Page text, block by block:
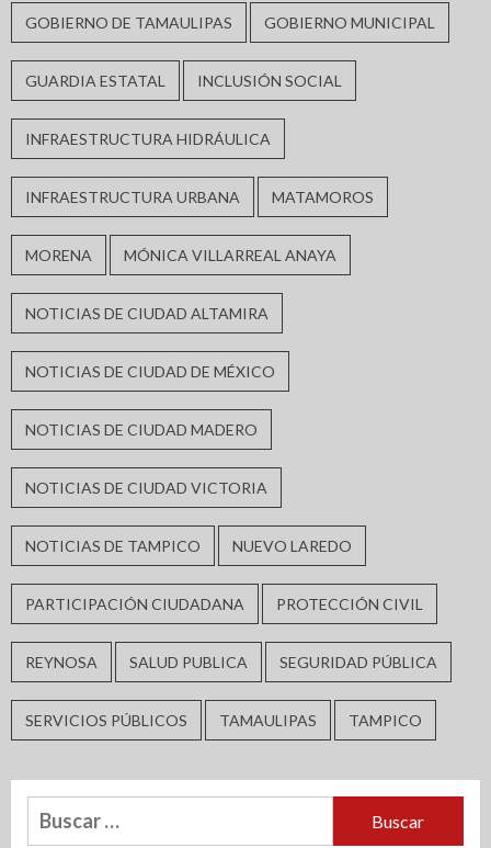
GOBIERNO DE TAMAULIPAS GOBIERNO MUNICIPAL
GUARDIA ESTATAL INCLUSIÓN SOCIAL
INFRAESTRUCTURA HIDRÁULICA
INFRAESTRUCTURA URBANA MATAMOROS
MORENA MÓNICA VILLARREAL ANAYA
NOTICIAS DE CIUDAD ALTAMIRA
NOTICIAS DE CIUDAD DE MÉXICO
NOTICIAS DE CIUDAD MADERO
NOTICIAS DE CIUDAD VICTORIA
NOTICIAS DE TAMPICO NUEVO LAREDO
PARTICIPACIÓN CIUDADANA PROTECCIÓN CIVIL
REYNOSA SALUD PUBLICA SEGURIDAD PÚBLICA
SERVICIOS PÚBLICOS TAMAULIPAS TAMPICO
Buscar: